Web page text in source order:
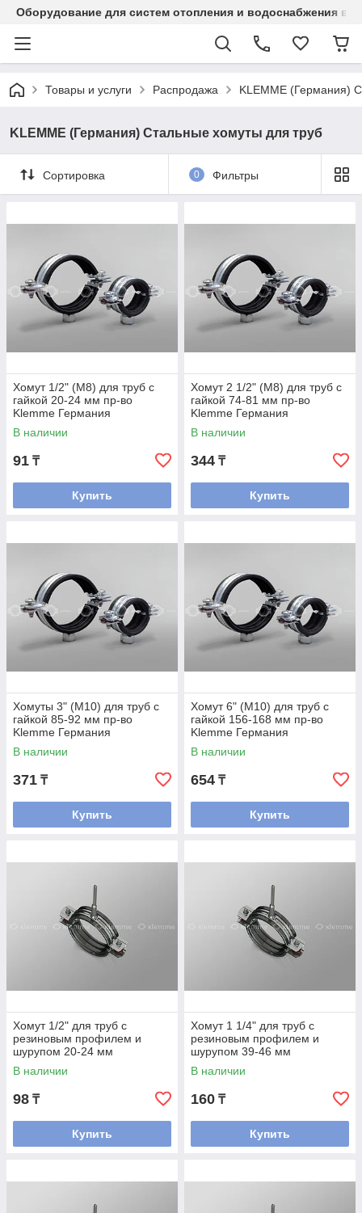
Оборудование для систем отопления и водоснабжения в
Товары и услуги Распродажа KLEMME (Германия)
KLEMME (Германия) Стальные хомуты для труб
Сортировка 0 Фильтры
Хомут 1/2" (М8) для труб с
гайкой 20-24 мм пр-во
Klemme Германия
В наличии
91 ₸
Купить
Хомут 2 1/2" (М8) для труб с
гайкой 74-81 мм пр-во
Klemme Германия
В наличии
344 ₸
Купить
Хомуты 3" (М10) для труб с
гайкой 85-92 мм пр-во
Klemme Германия
В наличии
371 ₸
Купить
Хомут 6" (М10) для труб с
гайкой 156-168 мм пр-во
Klemme Германия
В наличии
654 ₸
Купить
Хомут 1/2" для труб с
резиновым профилем и
шурупом 20-24 мм
В наличии
98 ₸
Купить
Хомут 1 1/4" для труб с
резиновым профилем и
шурупом 39-46 мм
В наличии
160 ₸
Купить